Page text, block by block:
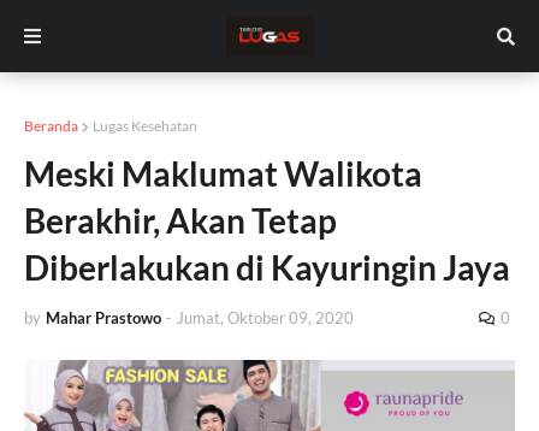
Beranda Lugas Kesehatan
Meski Maklumat Walikota
Berakhir, Akan Tetap
Diberlakukan di Kayuringin Jaya
by Mahar Prastowo - Jumat, Oktober 09, 2020 0